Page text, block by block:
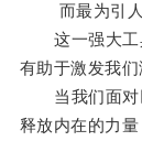
而最为引人
这一强大工
有助于激发我们
当我们面对
释放内在的力量